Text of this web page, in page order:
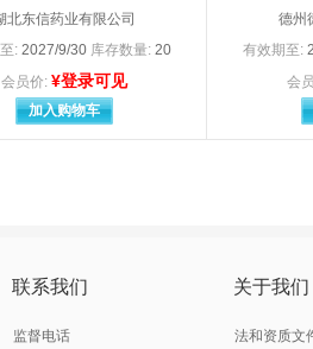
长春生物制品研究所有限责任公司
常州市剑云医疗器械厂
常州市武进区焦溪歆力塑胶拉管厂
厂
成都迪康药业有限公司（原四川迪康科技药业股份有限公司成都迪康 成都地奥集团天府药业股份有限公司
成都第一制药有限公司（原成都第一药业有限公司） 成都东洋百信制药有限公司
北东信药业有限公司
: 2027/9/30 库存数量: 20
会员价: ¥登录可见
加入购物车
德州
有效期至:
会
联系我们 关于我们
监督电话
法和资质文